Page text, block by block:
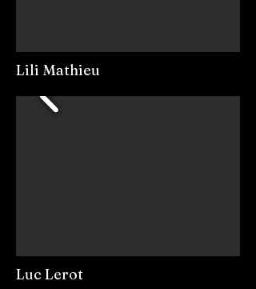
Lili Mathieu
Luc Lerot